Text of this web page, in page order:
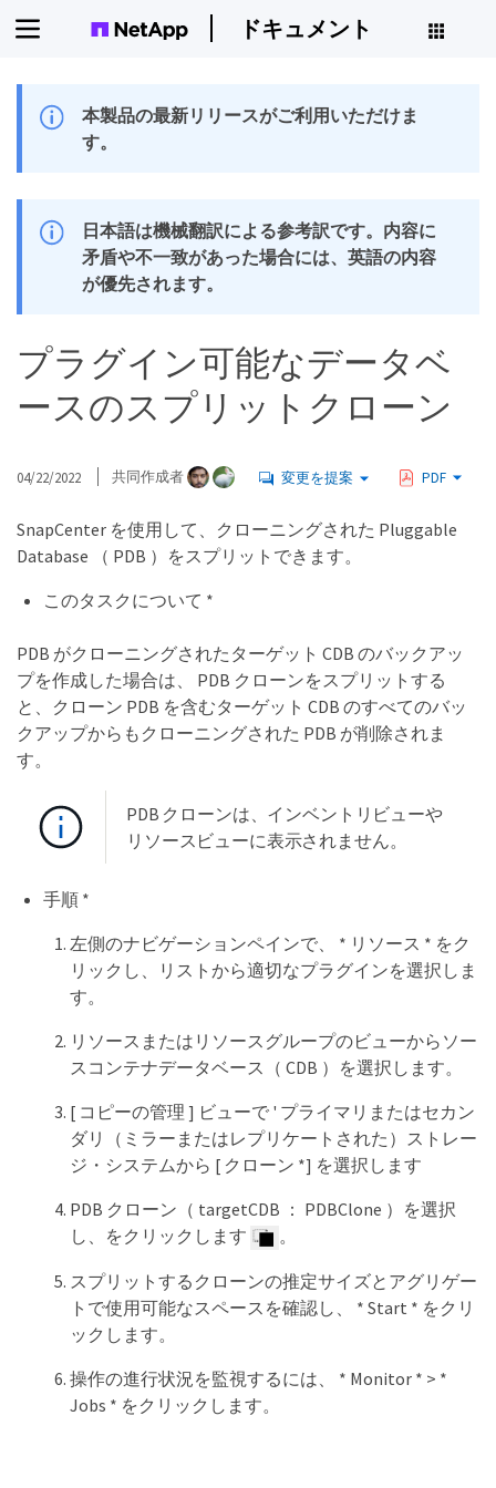
ドキュメント
本製品の最新リリースがご利用いただけま
す。
日本語は機械翻訳による参考訳です。内容に
矛盾や不一致があった場合には、英語の内容
が優先されます。
プラグイン可能なデータベ
ースのスプリットクローン
04/22/2022 共同作成者 変更を提案 PDF
SnapCenter を使用して、クローニングされた Pluggable
Database （ PDB ）をスプリットできます。
このタスクについて *
PDB がクローニングされたターゲット CDB のバックアッ
プを作成した場合は、 PDB クローンをスプリットする
と、クローン PDB を含むターゲット CDB のすべてのバッ
クアップからもクローニングされた PDB が削除されま
す。
PDB クローンは、インベントリビューや
リソースビューに表示されません。
手順 *
左側のナビゲーションペインで、 * リソース * をク
リックし、リストから適切なプラグインを選択しま
す。
リソースまたはリソースグループのビューからソー
スコンテナデータベース（ CDB ）を選択します。
[ コピーの管理 ] ビューで ' プライマリまたはセカン
ダリ（ミラーまたはレプリケートされた）ストレー
ジ・システムから [ クローン *] を選択します
PDB クローン（ targetCDB ： PDBClone ）を選択
し、をクリックします
。
スプリットするクローンの推定サイズとアグリゲー
トで使用可能なスペースを確認し、 * Start * をクリ
ックします。
操作の進行状況を監視するには、 * Monitor * > *
Jobs * をクリックします。